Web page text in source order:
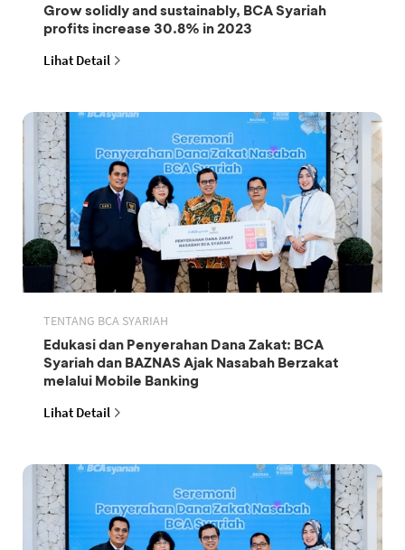
Grow solidly and sustainably, BCA Syariah
profits increase 30.8% in 2023
Lihat Detail
TENTANG BCA SYARIAH
Edukasi dan Penyerahan Dana Zakat: BCA
Syariah dan BAZNAS Ajak Nasabah Berzakat
melalui Mobile Banking
Lihat Detail